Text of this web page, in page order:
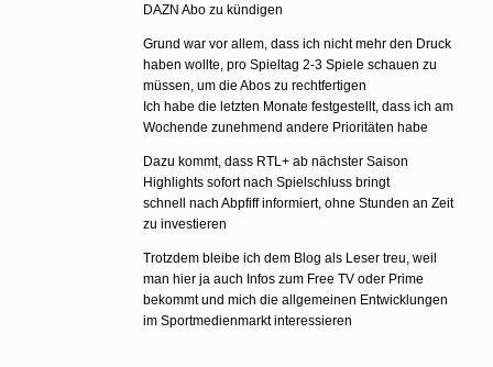
DAZN Abo zu kündigen
Grund war vor allem, dass ich nicht mehr den Druck
haben wollte, pro Spieltag 2-3 Spiele schauen zu
müssen, um die Abos zu rechtfertigen
Ich habe die letzten Monate festgestellt, dass ich am
Wochende zunehmend andere Prioritäten habe
Dazu kommt, dass RTL+ ab nächster Saison
Highlights sofort nach Spielschluss bringt
schnell nach Abpfiff informiert, ohne Stunden an Zeit
zu investieren
Trotzdem bleibe ich dem Blog als Leser treu, weil
man hier ja auch Infos zum Free TV oder Prime
bekommt und mich die allgemeinen Entwicklungen
im Sportmedienmarkt interessieren